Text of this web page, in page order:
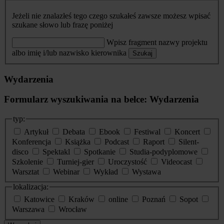
Jeżeli nie znalazłeś tego czego szukałeś zawsze możesz wpisać
szukane słowo lub frazę poniżej
Wpisz fragment nazwy projektu
albo imię i/lub nazwisko kierownika
Szukaj
Wydarzenia
Formularz wyszukiwania na belce: Wydarzenia
typ:
Artykuł
Debata Ebook Festiwal
Koncert
Konferencja
Książka Podcast Raport
Silent-
disco
Spektakl Spotkanie
Studia-podyplomowe
Szkolenie
Turniej-gier Uroczystość
Videocast
Warsztat
Webinar Wykład
Wystawa
lokalizacja:
Katowice
Kraków online Poznań
Sopot
Warszawa
Wrocław